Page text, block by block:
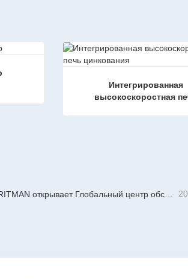
Интегрированная
высокоскоростная
RITMAN открывает Глобальный центр обслуживания клиентов для повышения уровня поддержки полного жизненного цикла для клиентов по всему миру